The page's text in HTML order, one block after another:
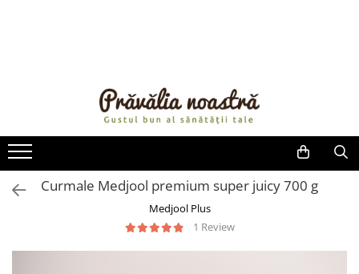
ULEIURI ȘI UNTURI
MĂSLINE
NUCI ȘI SEMINȚE
FRUCTE DESHIDRATATE
ÎNDULCITORI NATURALI / MIERE
Curmale Medjool premium super juicy 700 g
Medjool Plus
1 Review